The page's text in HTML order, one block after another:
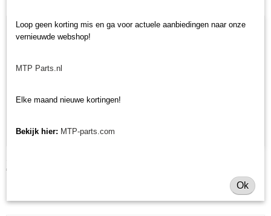
€ 26,95
Loop geen korting mis en ga voor actuele aanbiedingen naar onze
vernieuwde webshop!
MTP Parts.nl
Elke maand nieuwe kortingen!
Bekijk hier: MTP-parts.com
Ok